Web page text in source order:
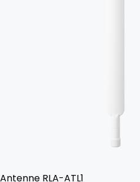
Antenne RLA-ATL1